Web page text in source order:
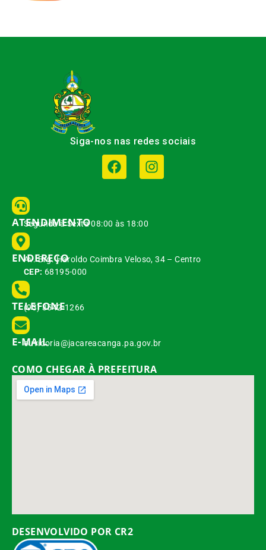
Siga-nos nas redes sociais
ATENDIMENTO
Segunda à Sexta 08:00 às 18:00
ENDEREÇO
Av. Brg. Haroldo Coimbra Veloso, 34 – Centro
CEP: 68195-000
TELEFONE
(93) 3542-1266
E-MAIL
ouvidoria@jacareacanga.pa.gov.br
COMO CHEGAR À PREFEITURA
DESENVOLVIDO POR CR2